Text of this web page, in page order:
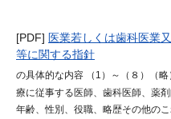
[PDF] 医業若しくは歯科医業
等に関する指針
の具体的な内容 （1）～（８）（
療に従事する医師、歯科医師、薬
年齢、性別、役職、略歴その他の